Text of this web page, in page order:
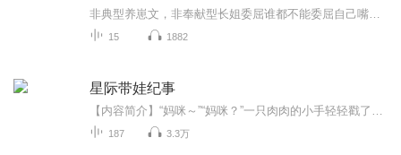
15 1882
星际带娃纪事
187 3.3万